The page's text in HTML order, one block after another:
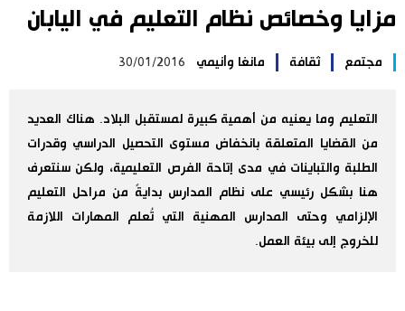
Русский
مانغا وأنيمي
علوم وتكنولوجيا
الأقسام
مزايا وخصائص نظام التعليم في اليابان
مجتمع ثقافة مانغا وأنيمي 30/01/2016
التعليم وما يعنيه من أهمية كبيرة لمستقبل البلاد. هناك العديد
من القضايا المتعلقة بانخفاض مستوى التحصيل الدراسي وقدرات
الطلبة والتباينات في مدى إتاحة الفرص التعليمية، ولكن سنتعرف
هنا بشكل رئيسي على نظام المدارس بدايةً من مراحل التعليم
الإلزامي وحتى المدارس المهنية التي تُعلم المهارات اللازمة
للخروج إلى بيئة العمل.